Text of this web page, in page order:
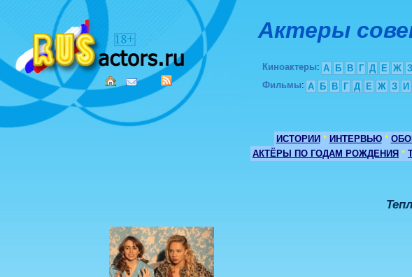
Актеры
Киноактеры: А Б В Г Д Е Ж З
Фильмы: А Б В Г Д Е Ж З И
ИСТОРИИ * ИНТЕРВЬЮ *
АКТЁРЫ ПО ГОДАМ РОЖДЕНИЯ *